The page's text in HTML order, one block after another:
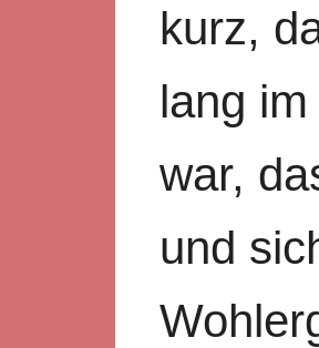
kurz,
lang
war,
und